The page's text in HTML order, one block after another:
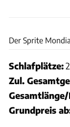
Der Sprite
Schlafplätze:
Zul.
Grundpreis